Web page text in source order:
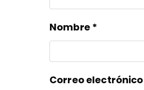
Nombre*
Correo electrónico